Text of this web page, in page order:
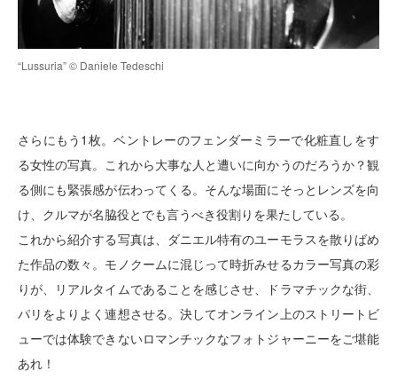
“Lussuria” © Daniele Tedeschi
さらにもう1枚。ベントレーのフェンダーミラーで化粧直しをす
る女性の写真。これから大事な人と遭いに向かうのだろうか？観
る側にも緊張感が伝わってくる。そんな場面にそっとレンズを向
け、クルマが名脇役とでも言うべき役割りを果たしている。
これから紹介する写真は、ダニエル特有のユーモラスを散りばめ
た作品の数々。モノクームに混じって時折みせるカラー写真の彩
りが、リアルタイムであることを感じさせ、ドラマチックな街、
パリをよりよく連想させる。決してオンライン上のストリートビ
ューでは体験できないロマンチックなフォトジャーニーをご堪能
あれ！